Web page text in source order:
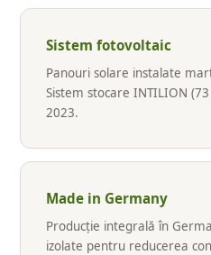
Sistem fotovoltaic
Panouri solare instalate
Sistem stocare INTILION
2023.
Made in Germany
Producție integrală în
izolate pentru reducerea